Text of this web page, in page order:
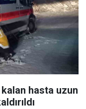
hasta uzun